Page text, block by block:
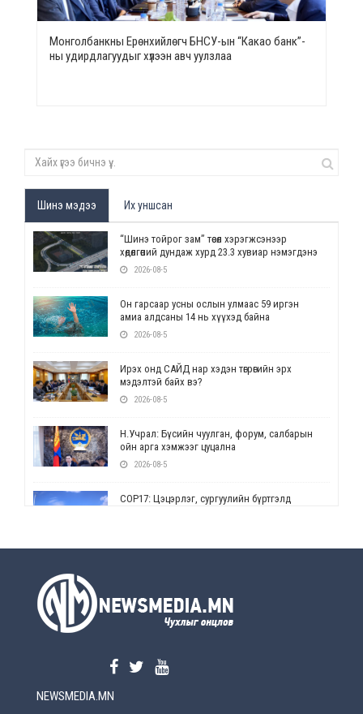
Монголбанкны Ерөнхийлөгч БНСУ-ын “Какао банк”-
ны удирдлагуудыг хүлээн авч уулзлаа
Шинэ мэдээ Их уншсан
“Шинэ тойрог зам” төсөл хэрэгжсэнээр
хөдөлгөөний дундаж хурд 23.3 хувиар нэмэгдэнэ
2026-08-5
Он гарсаар усны ослын улмаас 59 иргэн
амиа алдсаны 14 нь хүүхэд байна
2026-08-5
Ирэх онд САЙД нар хэдэн төгрөгийн эрх
мэдэлтэй байх вэ?
2026-08-5
Н.Учрал: Бүсийн чуулган, форум, салбарын
ойн арга хэмжээг цуцална
2026-08-5
СОР17: Цэцэрлэг, сургуулийн бүртгэлд
2026-08-5
2026-08-5
NEWSMEDIA.MN